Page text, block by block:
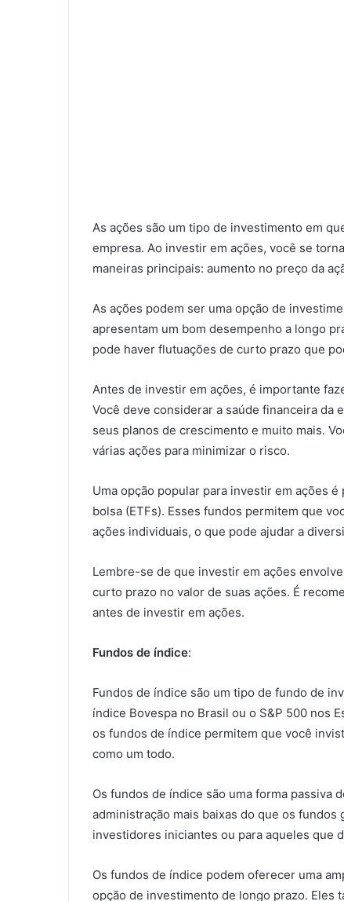
As ações são um tipo de investimento em
empresa. Ao investir em ações, você se
maneiras principais: aumento no preço da
As ações podem ser uma opção de
apresentam um bom desempenho a longo
pode haver flutuações de curto prazo que
Antes de investir em ações, é importante
Você deve considerar a saúde financeira da
seus planos de crescimento e muito mais.
várias ações para minimizar o risco.
Uma opção popular para investir em ações
bolsa (ETFs). Esses fundos permitem que
ações individuais, o que pode ajudar a
Lembre-se de que investir em ações
curto prazo no valor de suas ações. É
antes de investir em ações.
Fundos de índice:
Fundos de índice são um tipo de fundo de
índice Bovespa no Brasil ou o S&P 500 nos
os fundos de índice permitem que você
como um todo.
Os fundos de índice são uma forma passiva
administração mais baixas do que os fundos
investidores iniciantes ou para aqueles que
Os fundos de índice podem oferecer uma
opção de investimento de longo prazo. Eles